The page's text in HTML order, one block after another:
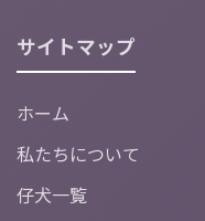
サイトマップ
ホーム
私たちについて
仔犬一覧